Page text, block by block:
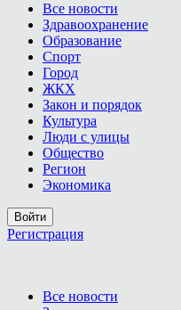
Все новости
Здравоохранение
Образование
Спорт
Город
ЖКХ
Закон и порядок
Культура
Люди с улицы
Общество
Регион
Экономика
Войти
Регистрация
Все новости